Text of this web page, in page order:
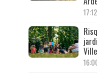
17:12